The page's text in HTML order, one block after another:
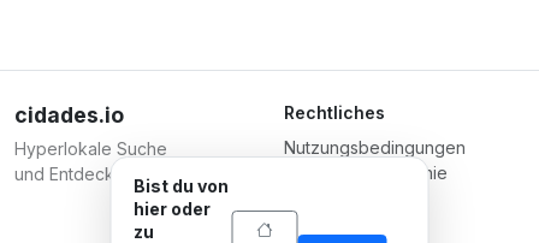
cidades.io
Hyperlokale Suche
und Entdeckung.
Rechtliches
Nutzungsbedingungen
Datenschutzrichtlinie
Bist du von
hier oder
zu